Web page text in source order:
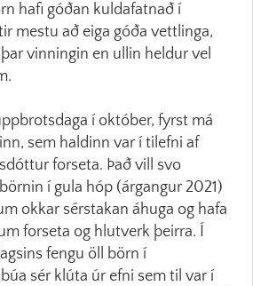
hafi góðan kuldafatnað í
mestu að eiga góða vettlinga,
vinningin en ullin heldur vel
í október, fyrst má
sem haldinn var í tilefni af
forseta. Það vill svo
í gula hóp (árgangur 2021)
okkar sérstakan áhuga og hafa
forseta og hlutverk þeirra. Í
fengu öll börn í
sér klúta úr efni sem til var í